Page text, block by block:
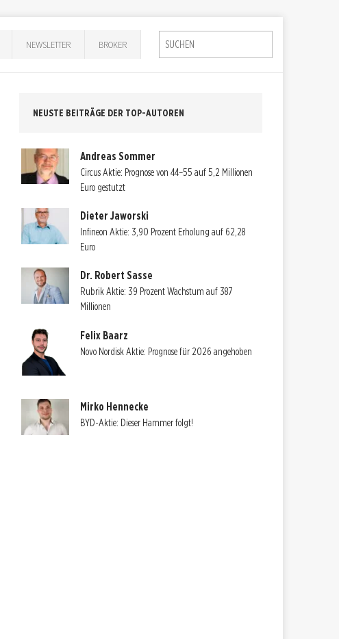
NEWSLETTER BROKER
NEUSTE BEITRÄGE DER TOP-AUTOREN
Andreas Sommer
Circus Aktie: Prognose von 44–55 auf 5,2 Millionen
Euro gestutzt
Dieter Jaworski
Infineon Aktie: 3,90 Prozent Erholung auf 62,28
Euro
Dr. Robert Sasse
Rubrik Aktie: 39 Prozent Wachstum auf 387
Millionen
Felix Baarz
Novo Nordisk Aktie: Prognose für 2026 angehoben
Mirko Hennecke
BYD-Aktie: Dieser Hammer folgt!